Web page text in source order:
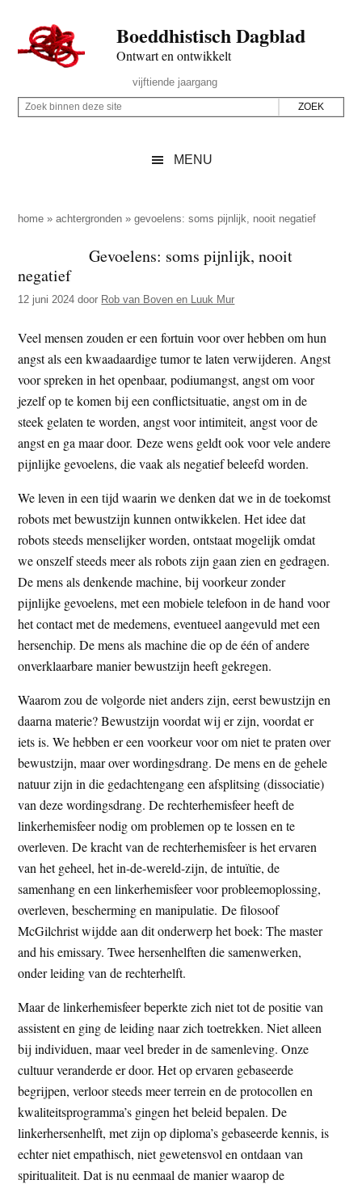
naar
de
inhoud
secondary
naar
de
sidebar
naar
de
Boeddhistisch Dagblad
Ontwart en ontwikkelt
Rechts
vijftiende jaargang
Z
p
z
e
s
i
t
e
Z
i
e
n
e
z
e
s
i
t
e
MENU
home »achtergronden »gevoelens: soms pijnlijk, nooit negatief
Gevoelens: soms pijnlijk, nooit
negatief
12 juni 2024 door Rob van Boven en Luuk Mur
Veel mensen zouden er een fortuin voor over hebben om hun
angst als een kwaadaardige tumor te laten verwijderen. Angst
voor spreken in het openbaar, podiumangst, angst om voor
jezelf op te komen bij een conflictsituatie, angst om in de
steek gelaten te worden, angst voor intimiteit, angst voor de
angst en ga maar door. Deze wens geldt ook voor vele andere
pijnlijke gevoelens, die vaak als negatief beleefd worden.
We leven in een tijd waarin we denken dat we in de toekomst
robots met bewustzijn kunnen ontwikkelen. Het idee dat
robots steeds menselijker worden, ontstaat mogelijk omdat
we onszelf steeds meer als robots zijn gaan zien en gedragen.
De mens als denkende machine, bij voorkeur zonder
pijnlijke gevoelens, met een mobiele telefoon in de hand voor
het contact met de medemens, eventueel aangevuld met een
hersenchip. De mens als machine die op de één of andere
onverklaarbare manier bewustzijn heeft gekregen.
Waarom zou de volgorde niet anders zijn, eerst bewustzijn en
daarna materie? Bewustzijn voordat wij er zijn, voordat er
iets is. We hebben er een voorkeur voor om niet te praten over
bewustzijn, maar over wordingsdrang. De mens en de gehele
natuur zijn in die gedachtengang een afsplitsing (dissociatie)
van deze wordingsdrang. De rechterhemisfeer heeft de
linkerhemisfeer nodig om problemen op te lossen en te
overleven. De kracht van de rechterhemisfeer is het ervaren
van het geheel, het in-de-wereld-zijn, de intuïtie, de
samenhang en een linkerhemisfeer voor probleemoplossing,
overleven, bescherming en manipulatie. De filosoof
McGilchrist wijdde aan dit onderwerp het boek: The master
and his emissary. Twee hersenhelften die samenwerken,
onder leiding van de rechterhelft.
Maar de linkerhemisfeer beperkte zich niet tot de positie van
assistent en ging de leiding naar zich toetrekken. Niet alleen
bij individuen, maar veel breder in de samenleving. Onze
cultuur veranderde er door. Het op ervaren gebaseerde
begrijpen, verloor steeds meer terrein en de protocollen en
kwaliteitsprogramma’s gingen het beleid bepalen. De
linkerhersenhelft, met zijn op diploma’s gebaseerde kennis, is
echter niet empathisch, niet gewetensvol en ontdaan van
spiritualiteit. Dat is nu eenmaal de manier waarop de